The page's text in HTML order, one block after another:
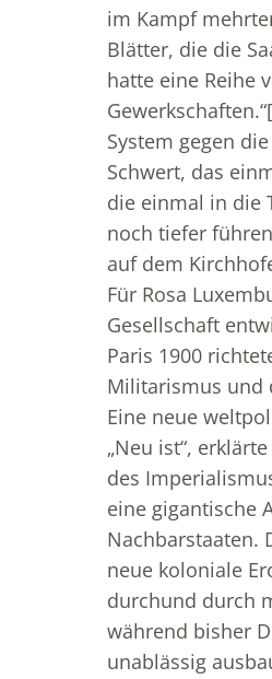
im Kampf
Blätter, die die
hatte eine Reihe
Gewerkschaften.“
System gegen
Schwert, das
die einmal in die
noch tiefer
auf dem
Für Rosa
Gesellschaft
Paris 1900
Militarismus und
Eine neue
„Neu ist“,
des
eine gigantische
Nachbarstaaten.
neue koloniale
durchund durch
während bisher
unablässig